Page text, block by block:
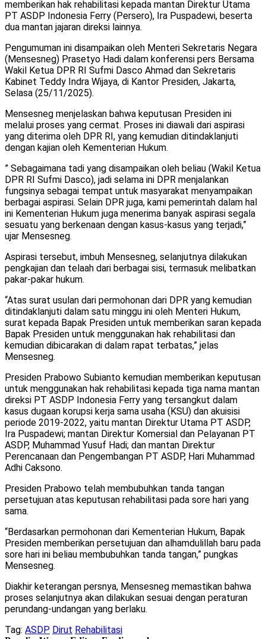
memberikan hak rehabilitasi kepada mantan Direktur Utama
PT ASDP Indonesia Ferry (Persero), Ira Puspadewi, beserta
dua mantan jajaran direksi lainnya.
Pengumuman ini disampaikan oleh Menteri Sekretaris Negara
(Mensesneg) Prasetyo Hadi dalam konferensi pers Bersama
Wakil Ketua DPR RI Sufmi Dasco Ahmad dan Sekretaris
Kabinet Teddy Indra Wijaya, di Kantor Presiden, Jakarta,
Selasa (25/11/2025).
Mensesneg menjelaskan bahwa keputusan Presiden ini
melalui proses yang cermat. Proses ini diawali dari aspirasi
yang diterima oleh DPR RI, yang kemudian ditindaklanjuti
dengan kajian oleh Kementerian Hukum.
” Sebagaimana tadi yang disampaikan oleh beliau (Wakil Ketua
DPR RI Sufmi Dasco), jadi selama ini DPR menjalankan
fungsinya sebagai tempat untuk masyarakat menyampaikan
berbagai aspirasi. Selain DPR juga, kami pemerintah dalam hal
ini Kementerian Hukum juga menerima banyak aspirasi segala
sesuatu yang berkenaan dengan kasus-kasus yang terjadi,”
ujar Mensesneg.
Aspirasi tersebut, imbuh Mensesneg, selanjutnya dilakukan
pengkajian dan telaah dari berbagai sisi, termasuk melibatkan
pakar-pakar hukum.
“Atas surat usulan dari permohonan dari DPR yang kemudian
ditindaklanjuti dalam satu minggu ini oleh Menteri Hukum,
surat kepada Bapak Presiden untuk memberikan saran kepada
Bapak Presiden untuk menggunakan hak rehabilitasi dan
kemudian dibicarakan di dalam rapat terbatas,” jelas
Mensesneg.
Presiden Prabowo Subianto kemudian memberikan keputusan
untuk menggunakan hak rehabilitasi kepada tiga nama mantan
direksi PT ASDP Indonesia Ferry yang tersangkut dalam
kasus dugaan korupsi kerja sama usaha (KSU) dan akuisisi
periode 2019-2022, yaitu mantan Direktur Utama PT ASDP,
Ira Puspadewi; mantan Direktur Komersial dan Pelayanan PT
ASDP, Muhammad Yusuf Hadi; dan mantan Direktur
Perencanaan dan Pengembangan PT ASDP, Hari Muhammad
Adhi Caksono.
Presiden Prabowo telah membubuhkan tanda tangan
persetujuan atas keputusan rehabilitasi pada sore hari yang
sama.
“Berdasarkan permohonan dari Kementerian Hukum, Bapak
Presiden memberikan persetujuan dan alhamdulillah baru pada
sore hari ini beliau membubuhkan tanda tangan,” pungkas
Mensesneg.
Diakhir keterangan persnya, Mensesneg memastikan bahwa
proses selanjutnya akan dilakukan sesuai dengan peraturan
perundang-undangan yang berlaku.
Tag: ASDP Dirut Rehabilitasi